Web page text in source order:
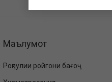
Маълумот
Роҳпулии ройгони бағоҷ